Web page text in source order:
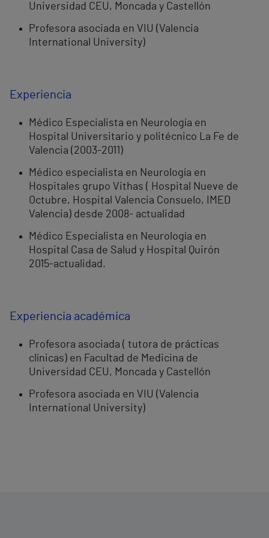
Universidad CEU, Moncada y Castellón
Profesora asociada en VIU (Valencia
International University)
Experiencia
Médico Especialista en Neurología en
Hospital Universitario y politécnico La Fe de
Valencia (2003-2011)
Médico especialista en Neurología en
Hospitales grupo Vithas ( Hospital Nueve de
Octubre, Hospital Valencia Consuelo, IMED
Valencia) desde 2008- actualidad
Médico Especialista en Neurología en
Hospital Casa de Salud y Hospital Quirón
2015-actualidad.
Experiencia académica
Profesora asociada ( tutora de prácticas
clínicas) en Facultad de Medicina de
Universidad CEU, Moncada y Castellón
Profesora asociada en VIU (Valencia
International University)